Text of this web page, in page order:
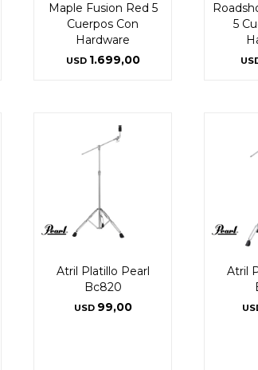
Maple Fusion Red 5
Cuerpos Con
Hardware
USD 1.699,00
5
Atril Platillo Pearl
Bc820
USD 99,00
Atril